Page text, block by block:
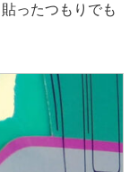
ったつもりでも